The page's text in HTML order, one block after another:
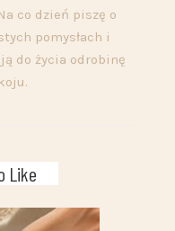
co dzień piszę o
pomysłach i
do życia odrobinę
Like